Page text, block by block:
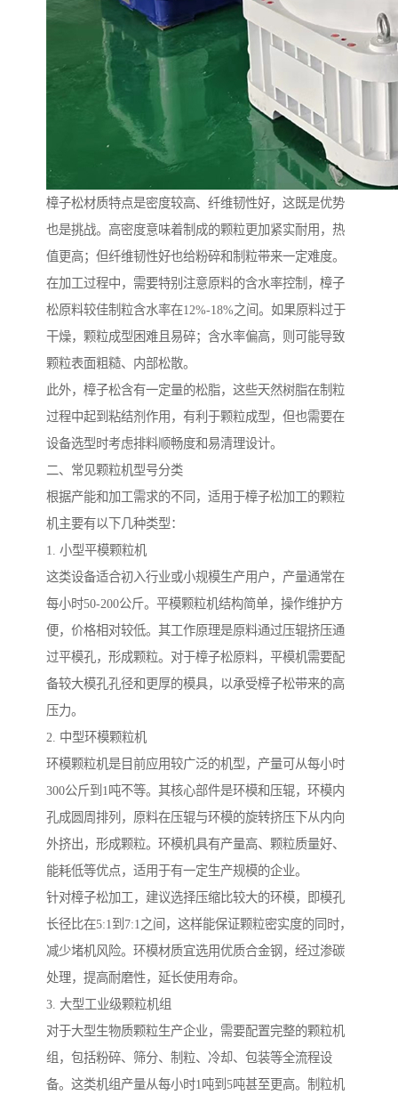
樟子松材质特点是密度较高、纤维韧性好，这既是优势
也是挑战。高密度意味着制成的颗粒更加紧实耐用，热
值更高；但纤维韧性好也给粉碎和制粒带来一定难度。
在加工过程中，需要特别注意原料的含水率控制，樟子
松原料较佳制粒含水率在12%-18%之间。如果原料过于
干燥，颗粒成型困难且易碎；含水率偏高，则可能导致
颗粒表面粗糙、内部松散。
此外，樟子松含有一定量的松脂，这些天然树脂在制粒
过程中起到粘结剂作用，有利于颗粒成型，但也需要在
设备选型时考虑排料顺畅度和易清理设计。
二、常见颗粒机型号分类
根据产能和加工需求的不同，适用于樟子松加工的颗粒
机主要有以下几种类型：
1. 小型平模颗粒机
这类设备适合初入行业或小规模生产用户，产量通常在
每小时50-200公斤。平模颗粒机结构简单，操作维护方
便，价格相对较低。其工作原理是原料通过压辊挤压通
过平模孔，形成颗粒。对于樟子松原料，平模机需要配
备较大模孔孔径和更厚的模具，以承受樟子松带来的高
压力。
2. 中型环模颗粒机
环模颗粒机是目前应用较广泛的机型，产量可从每小时
300公斤到1吨不等。其核心部件是环模和压辊，环模内
孔成圆周排列，原料在压辊与环模的旋转挤压下从内向
外挤出，形成颗粒。环模机具有产量高、颗粒质量好、
能耗低等优点，适用于有一定生产规模的企业。
针对樟子松加工，建议选择压缩比较大的环模，即模孔
长径比在5:1到7:1之间，这样能保证颗粒密实度的同时，
减少堵机风险。环模材质宜选用优质合金钢，经过渗碳
处理，提高耐磨性，延长使用寿命。
3. 大型工业级颗粒机组
对于大型生物质颗粒生产企业，需要配置完整的颗粒机
组，包括粉碎、筛分、制粒、冷却、包装等全流程设
备。这类机组产量从每小时1吨到5吨甚至更高。制粒机